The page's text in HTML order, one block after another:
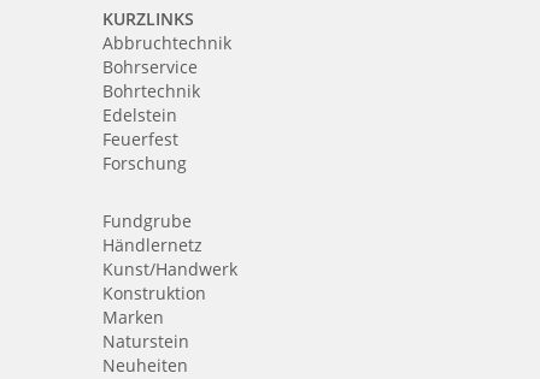
KURZLINKS
Abbruchtechnik
Bohrservice
Bohrtechnik
Edelstein
Feuerfest
Forschung
Fundgrube
Händlernetz
Kunst/Handwerk
Konstruktion
Marken
Naturstein
Neuheiten